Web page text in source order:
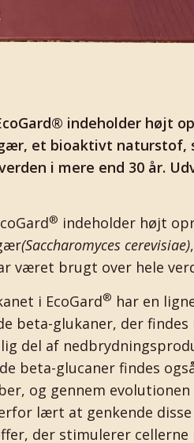
indeholder højt
et bioaktivt naturstof,
i mere end 30 år.
® indeholder højt
(Saccharomyces cerevisiae)
været brugt over hele
i EcoGard® har en
beta-glukaner, der
del af
beta-glucaner findes
og gennem evolutionen
lært at genkende
der stimulerer